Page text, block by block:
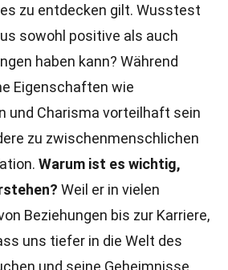
zu entdecken gilt. Wusstest
sowohl positive als auch
haben kann? Während
Eigenschaften wie
und Charisma vorteilhaft sein
zu zwischenmenschlichen
Warum ist es wichtig,
Weil er in vielen
Beziehungen bis zur Karriere,
uns tiefer in die Welt des
und seine Geheimnisse